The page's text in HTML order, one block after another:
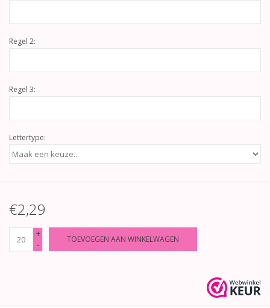
Regel 2:
Regel 3:
Lettertype:
€2,29
+
-
TOEVOEGEN AAN WINKELWAGEN